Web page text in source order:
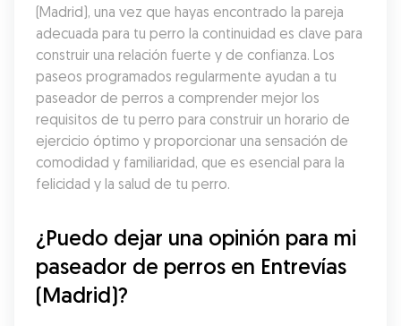
(Madrid), una vez que hayas encontrado la pareja
adecuada para tu perro la continuidad es clave para
construir una relación fuerte y de confianza. Los
paseos programados regularmente ayudan a tu
paseador de perros a comprender mejor los
requisitos de tu perro para construir un horario de
ejercicio óptimo y proporcionar una sensación de
comodidad y familiaridad, que es esencial para la
felicidad y la salud de tu perro.
¿Puedo dejar una opinión para mi
paseador de perros en Entrevías
(Madrid)?